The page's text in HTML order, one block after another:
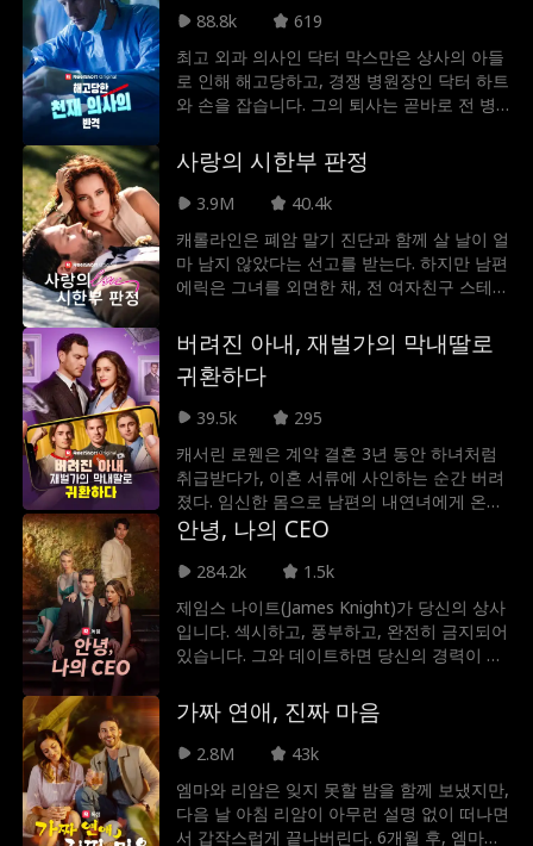
제로 비밀 억만장자와 결혼했습니다! 그녀가
문은... 애초에 왜 세바스찬 클라인이 자신의
신분을 숨기고 있는 걸까요?!
88.8k
619
최고 외과 의사인 닥터 막스만은 상사의 아들
로 인해 해고당하고, 경쟁 병원장인 닥터 하트
와 손을 잡습니다. 그의 퇴사는 곧바로 전 병
자신의 실수를 후회하게 됩니다.
사랑의 시한부 판정
3.9M
40.4k
캐롤라인은 폐암 말기 진단과 함께 살 날이 얼
마 남지 않았다는 선고를 받는다. 하지만 남편
에릭은 그녀를 외면한 채, 전 여자친구 스테이
는 절망 속에서, 캐롤라인은 결국 이혼을 결심
하고 그를 떠난다. 그리고 그제야 에릭은 캐롤
라인이 없이는 살 수 없다는 걸 깨닫는다. 하
지만 캐롤라인에게 남은 시간은 단 3개월. 이
젠 사랑이 아닌, 오랫동안 꿈꿔온 오로라를 바
라보며 마지막을 준비하려 한다. 너무 늦게 깨
달아 버린 사랑… 과연 에릭은 그녀를 붙잡을
수 있을까?
버려진 아내, 재벌가의 막내딸로
귀환하다
39.5k
295
캐서린 로웬은 계약 결혼 3년 동안 하녀처럼
취급받다가, 이혼 서류에 사인하는 순간 버려
졌다. 임신한 몸으로 남편의 내연녀에게 온갖
모욕과 위협을 당하며 인생의 가장 밑바닥에
대가 착륙한다. 그리고 강력한 레인 가문의 도
미닉, 코너, 리암이 나타나 캐서린의 진짜 정
체를 밝히는데, 그녀는 레인 가문의 잃어버린
딸이었던 것이다.
안녕, 나의 CEO
284.2k
1.5k
제임스 나이트(James Knight)가 당신의 상사
입니다. 섹시하고, 풍부하고, 완전히 금지되어
있습니다. 그와 데이트하면 당신의 경력이 망
게 될 것입니다. 당신이 무언가를 원한다는 사
실과 그것을 결코 가질 수 없다는 사실을 아는
것보다 더 나쁜 것은 무엇일까요?
가짜 연애, 진짜 마음
2.8M
43k
엠마와 리암은 잊지 못할 밤을 함께 보냈지만,
다음 날 아침 리암이 아무런 설명 없이 떠나면
서 갑작스럽게 끝나버린다. 6개월 후, 엠마의